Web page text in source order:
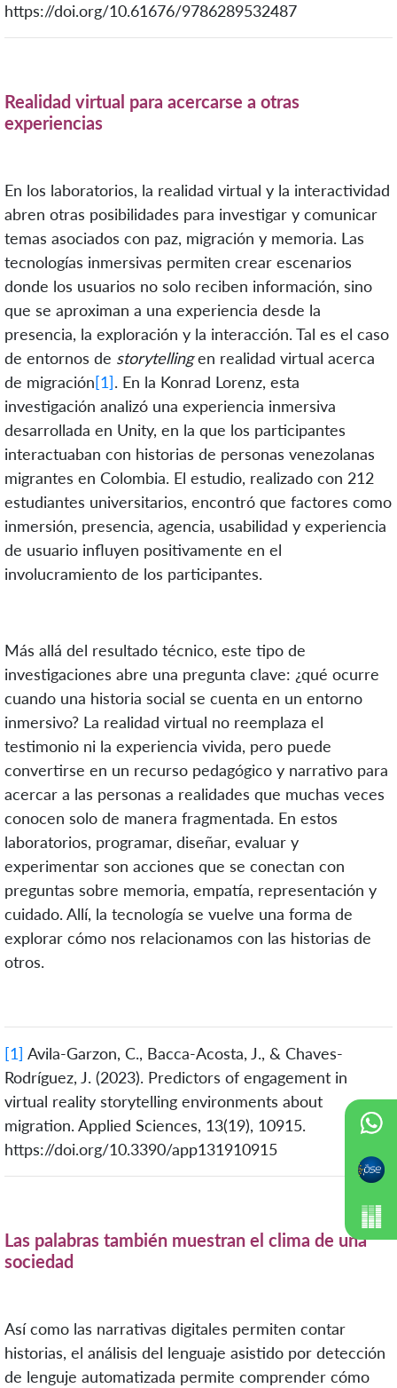
https://doi.org/10.61676/9786289532487
Realidad virtual para acercarse a otras
experiencias
En los laboratorios, la realidad virtual y la interactividad
abren otras posibilidades para investigar y comunicar
temas asociados con paz, migración y memoria. Las
tecnologías inmersivas permiten crear escenarios
donde los usuarios no solo reciben información, sino
que se aproximan a una experiencia desde la
presencia, la exploración y la interacción. Tal es el caso
de entornos de storytellingen realidad virtual acerca
de migración[1]. En la Konrad Lorenz, esta
investigación analizó una experiencia inmersiva
desarrollada en Unity, en la que los participantes
interactuaban con historias de personas venezolanas
migrantes en Colombia. El estudio, realizado con 212
estudiantes universitarios, encontró que factores como
inmersión, presencia, agencia, usabilidad y experiencia
de usuario influyen positivamente en el
involucramiento de los participantes.
Más allá del resultado técnico, este tipo de
investigaciones abre una pregunta clave: ¿qué ocurre
cuando una historia social se cuenta en un entorno
inmersivo? La realidad virtual no reemplaza el
testimonio ni la experiencia vivida, pero puede
convertirse en un recurso pedagógico y narrativo para
acercar a las personas a realidades que muchas veces
conocen solo de manera fragmentada. En estos
laboratorios, programar, diseñar, evaluar y
experimentar son acciones que se conectan con
preguntas sobre memoria, empatía, representación y
cuidado. Allí, la tecnología se vuelve una forma de
explorar cómo nos relacionamos con las historias de
otros.
[1] Avila-Garzon, C., Bacca-Acosta, J., & Chaves-
Rodríguez, J. (2023). Predictors of engagement in
virtual reality storytelling environments about
migration. Applied Sciences, 13(19), 10915.
https://doi.org/10.3390/app131910915
Las palabras también muestran el clima de una
sociedad
Así como las narrativas digitales permiten contar
historias, el análisis del lenguaje asistido por detección
de lenguje automatizada permite comprender cómo